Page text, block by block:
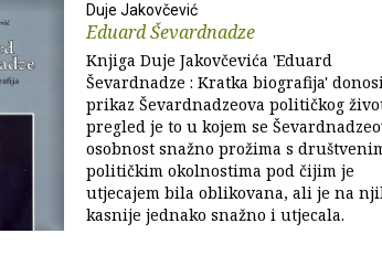
Duje Jakovčević
Eduard Ševardnadze
Knjiga Duje Jakovčevića 'Eduard
Ševardnadze : Kratka biografija'
prikaz Ševardnadzeova političkog
pregled je to u kojem se
osobnost snažno prožima s
političkim okolnostima pod čijim je
utjecajem bila oblikovana, ali je na
kasnije jednako snažno i utjecala.